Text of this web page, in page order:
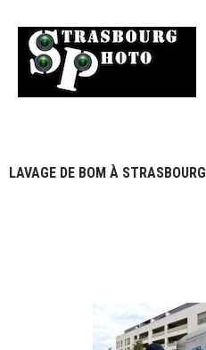
LAVAGE DE BOM À STRASBOURG